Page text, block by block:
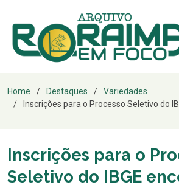
Home Destaques
Variedades
Inscrições para o Processo Seletivo do
Inscrições para o
Seletivo do IBGE